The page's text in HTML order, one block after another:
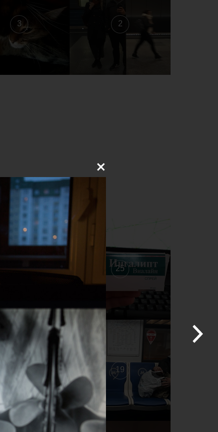
3 2
25
20 19